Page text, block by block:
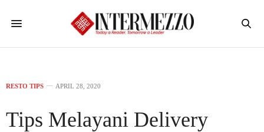
RESTO TIPS APRIL 28, 2020
Tips Melayani Delivery